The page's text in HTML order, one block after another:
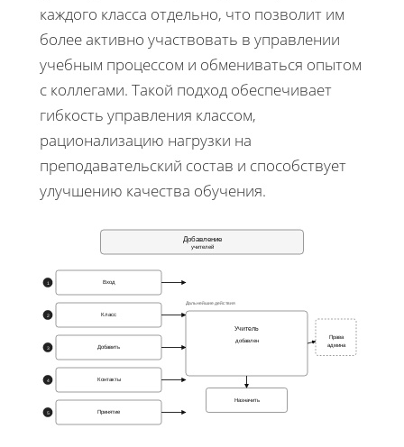
каждого класса отдельно, что позволит им
более активно участвовать в управлении
учебным процессом и обмениваться опытом
с коллегами. Такой подход обеспечивает
гибкость управления классом,
рационализацию нагрузки на
преподавательский состав и способствует
улучшению качества обучения.
Добавление
учителей
1 Вход
2 Класс
3 Добавить
4 Контакты
5 Принятие
Учитель
добавлен
Назначить
Права
админа
Дальнейшие действия